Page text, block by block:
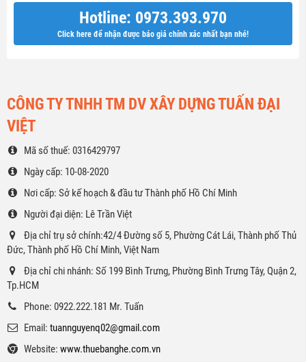
Hotline: 0973.393.970
Click here để nhận được báo giá chính xác nhất bạn nhé!
CÔNG TY TNHH TM DV XÂY DỰNG TUẤN ĐẠI
VIỆT
Mã số thuế: 0316429797
Ngày cấp: 10-08-2020
Nơi cấp: Sở kế hoạch & đầu tư Thành phố Hồ Chí Minh
Người đại diện: Lê Trần Việt
Địa chỉ trụ sở chính:42/4 Đường số 5, Phường Cát Lái, Thành phố Thủ
Đức, Thành phố Hồ Chí Minh, Việt Nam
Địa chỉ chi nhánh: Số 199 Bình Trưng, Phường Bình Trưng Tây, Quận 2,
Tp.HCM
Phone: 0922.222.181 Mr. Tuấn
Email: tuannguyenq02@gmail.com
Website: www.thuebanghe.com.vn